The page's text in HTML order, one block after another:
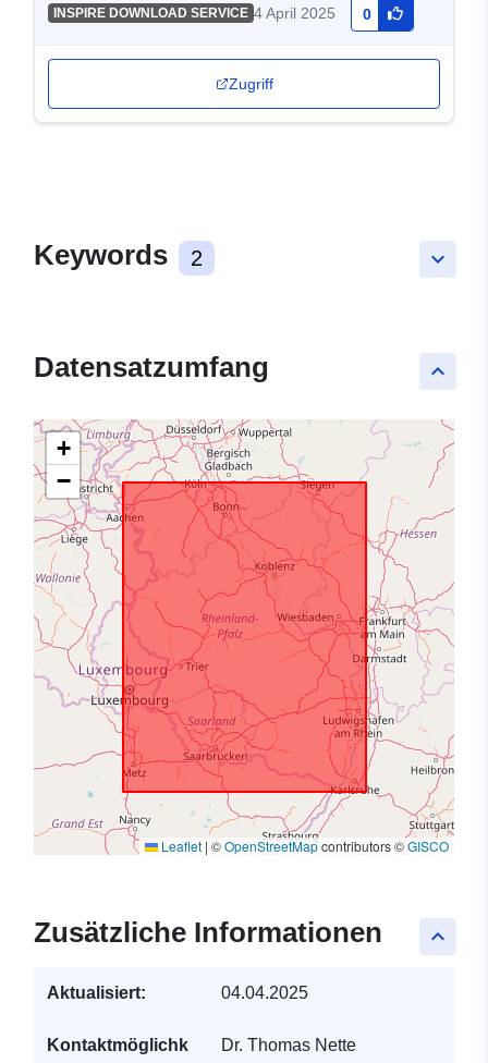
INSPIRE DOWNLOAD SERVICE 4 April 2025 0
Zugriff
keyboard_arrow_down
Keywords 2
keyboard_arrow_up
Datensatzumfang
+
−
Leaflet | ©OpenStreetMapcontributors ©GISCO
keyboard_arrow_up
Zusätzliche Informationen
Aktualisiert: 04.04.2025
Kontaktmöglichk
Dr. Thomas Nette